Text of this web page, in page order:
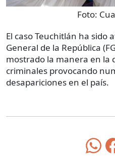
Foto:
El caso Teuchitlán ha sido
General de la República
mostrado la manera en la
criminales provocando
desapariciones en el país.